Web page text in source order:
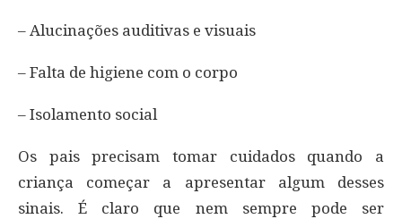
– Alucinações auditivas e visuais
– Falta de higiene com o corpo
– Isolamento social
Os pais precisam tomar cuidados quando a
criança começar a apresentar algum desses
sinais. É claro que nem sempre pode ser